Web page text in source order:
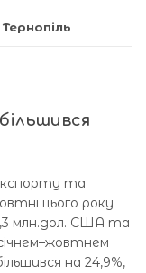
Тернопіль
та
цього року
млн.дол. США та
на 24,9%,